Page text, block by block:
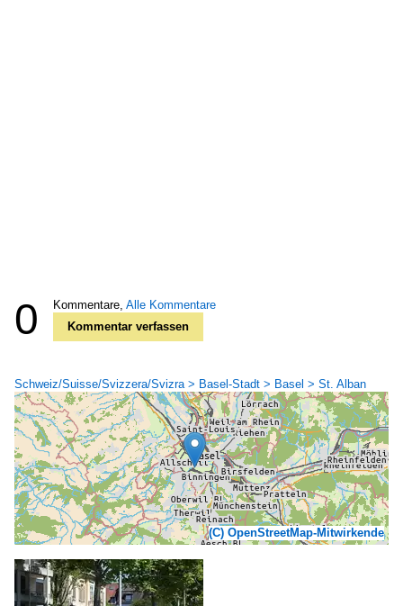
0 Kommentare, Alle Kommentare
Kommentar verfassen
Schweiz/Suisse/Svizzera/Svizra > Basel-Stadt > Basel > St. Alban
(C) OpenStreetMap-Mitwirkende